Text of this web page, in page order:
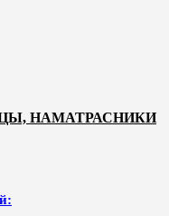
НАМАТРАСНИКИ